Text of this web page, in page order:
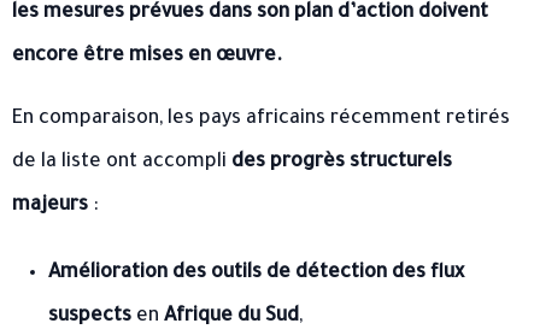
les mesures prévues dans son plan d’action doivent
encore être mises en œuvre.
En comparaison, les pays africains récemment retirés
de la liste ont accompli des progrès structurels
majeurs :
Amélioration des outils de détection des flux
suspects en Afrique du Sud,